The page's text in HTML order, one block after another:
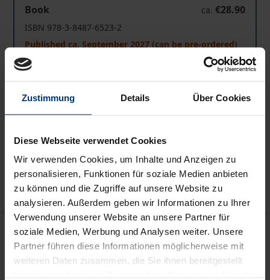
Zustimmung Details Über Cookies
Diese Webseite verwendet Cookies
Wir verwenden Cookies, um Inhalte und Anzeigen zu
personalisieren, Funktionen für soziale Medien anbieten
zu können und die Zugriffe auf unsere Website zu
analysieren. Außerdem geben wir Informationen zu Ihrer
Verwendung unserer Website an unsere Partner für
soziale Medien, Werbung und Analysen weiter. Unsere
Partner führen diese Informationen möglicherweise mit
weiteren Daten zusammen, die Sie ihnen bereitgestellt
Book
ca. €28.90
ISBN 978-3-8487-6523-2
Published ca. September 2027 (can be pre-ordered)
Prices include VAT. Depending on the delivery address, VAT
may vary at checkout.
Description
Das Kompendium stellt die polizei- und